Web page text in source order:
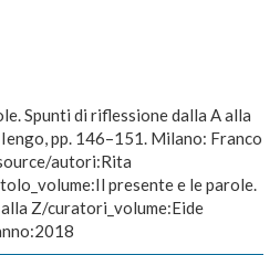
Spunti di riflessione dalla A alla
pp. 146–151. Milano: Franco
autori:Rita
presente e le parole.
Z/curatori_volume:Eide